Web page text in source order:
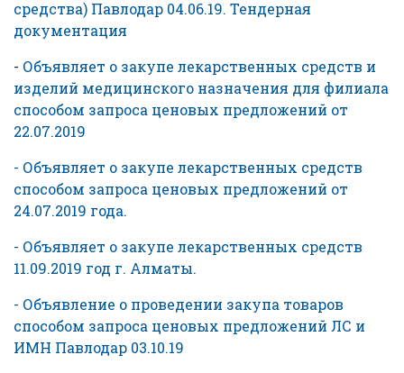
средства) Павлодар 04.06.19. Тендерная
документация
- Объявляет о закупе лекарственных средств и
изделий медицинского назначения для филиала
способом запроса ценовых предложений от
22.07.2019
- Объявляет о закупе лекарственных средств
способом запроса ценовых предложений от
24.07.2019 года.
- Объявляет о закупе лекарственных средств
11.09.2019 год г. Алматы.
- Объявление о проведении закупа товаров
способом запроса ценовых предложений ЛС и
ИМН Павлодар 03.10.19